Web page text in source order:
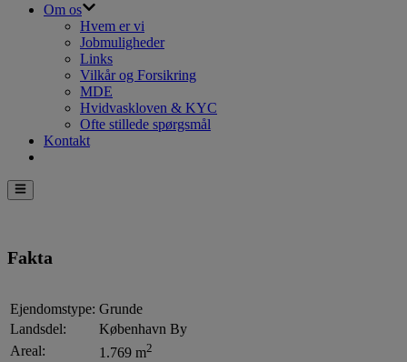
Om os
Hvem er vi
Jobmuligheder
Links
Vilkår og Forsikring
MDE
Hvidvaskloven & KYC
Ofte stillede spørgsmål
Kontakt
Fakta
Ejendomstype: Grunde
Landsdel:
København By
Areal:
1.769 m2